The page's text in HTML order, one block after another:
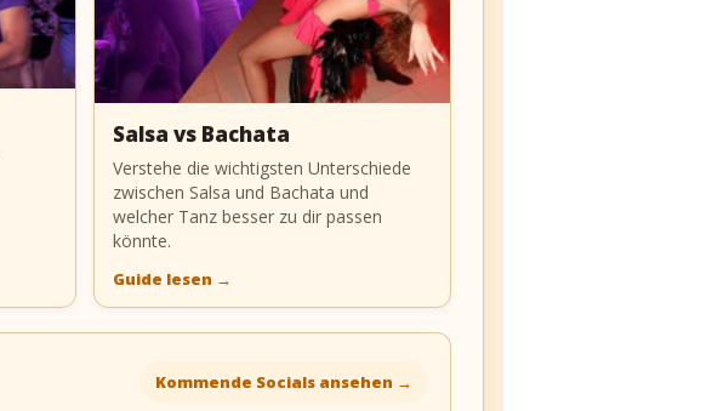
Salsa vs Bachata
Verstehe die wichtigsten Unterschiede
zwischen Salsa und Bachata und
welcher Tanz besser zu dir passen
könnte.
Guide lesen →
Kommende Socials ansehen →